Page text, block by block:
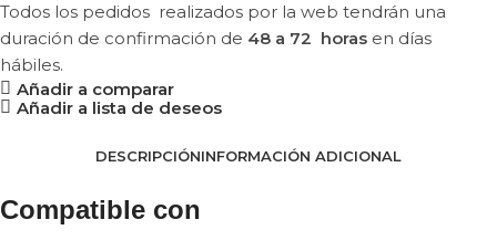
Todos los pedidos realizados por la web tendrán una
duración de confirmación de 48 a 72 horas en días
hábiles.
Añadir a comparar
Añadir a lista de deseos
DESCRIPCIÓNINFORMACIÓN ADICIONAL
Compatible con